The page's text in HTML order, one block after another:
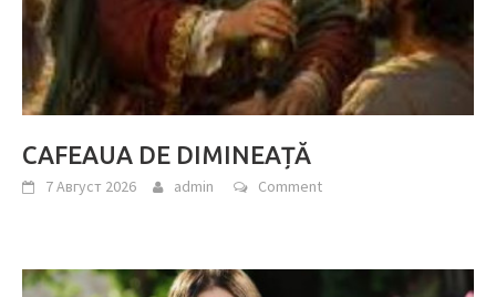
CAFEAUA DE DIMINEAȚĂ
7 Август 2026 admin Comment